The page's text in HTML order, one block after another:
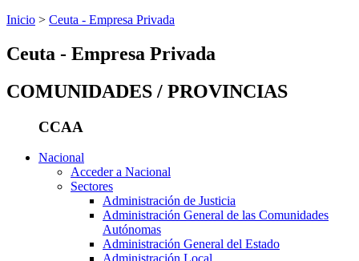
Inicio > Ceuta - Empresa Privada
Ceuta - Empresa Privada
COMUNIDADES / PROVINCIAS
CCAA
Nacional
Acceder a Nacional
Sectores
Administración de Justicia
Administración General de las Comunidades
Autónomas
Administración General del Estado